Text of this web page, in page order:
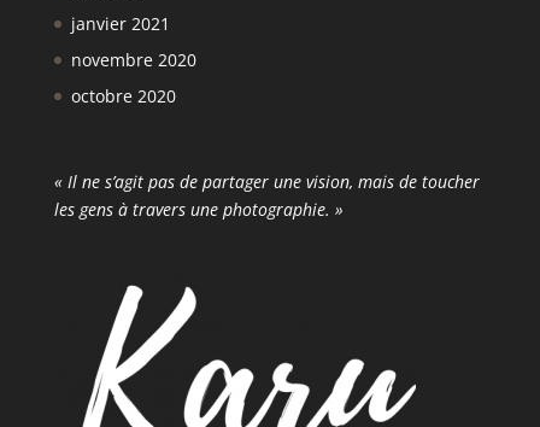
janvier 2021
novembre 2020
octobre 2020
« Il ne s’agit pas de partager une vision, mais de toucher
les gens à travers une photographie. »